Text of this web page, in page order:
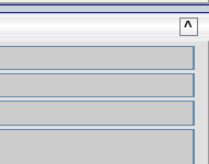
^